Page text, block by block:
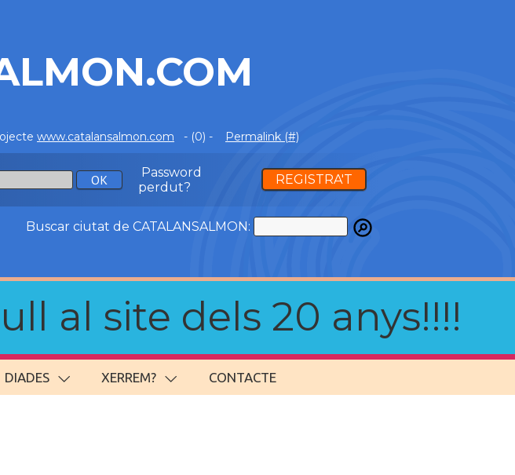
www.catalansalmon.com - (0) - Permalink (#)
Password
perdut?
REGISTRA'T
Buscar ciutat de CATALANSALMON:
al site dels 20 anys!!!!
DIADES XERREM? CONTACTE